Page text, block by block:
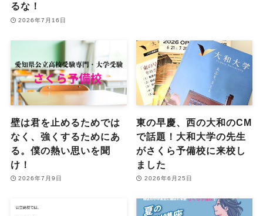
るな！
2026年7月16日
壁は君を止めるためでは
なく、強くするためにあ
る。僕の熱い思いを聞
け！
2026年7月9日
東の早慶、西の大和のCM
で話題！大和大学の先生
がさくら予備校に来校し
ました
2026年6月25日